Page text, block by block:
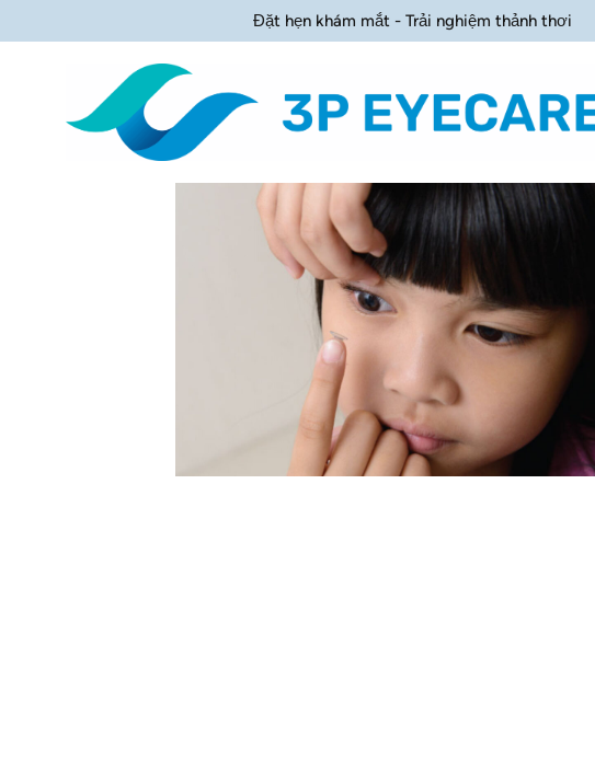
Đặt hẹn khám mắt - Trải nghiệm thảnh thơi